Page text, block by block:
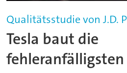
Qualitätsstudie von J.D.
Tesla baut die